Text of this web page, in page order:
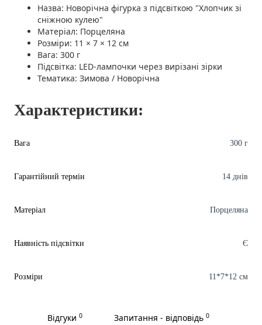
Назва: Новорічна фігурка з підсвіткою "Хлопчик зі
сніжною кулею"
Матеріал: Порцеляна
Розміри: 11 × 7 × 12 см
Вага: 300 г
Підсвітка: LED-лампочки через вирізані зірки
Тематика: Зимова / Новорічна
Характеристики:
Вага 300 г
Гарантійний термін 14 днів
Матеріал Порцеляна
Наявність підсвітки Є
Розміри 11*7*12 см
Відгуки 0 Запитання - відповідь 0